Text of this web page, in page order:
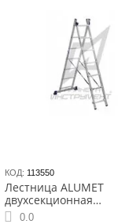
КОД: 113550
Лестница ALUMET
двухсекционная
алюминиевая (2х
0.0